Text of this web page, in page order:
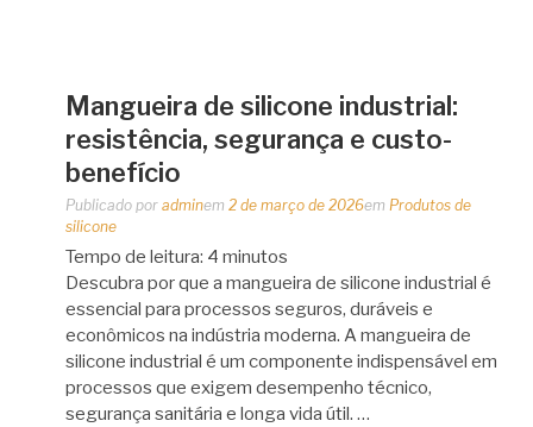
Mangueira de silicone industrial:
resistência, segurança e custo-
benefício
Publicado por adminem 2 de março de 2026em Produtos de
silicone
Tempo de leitura: 4 minutos
Descubra por que a mangueira de silicone industrial é
essencial para processos seguros, duráveis e
econômicos na indústria moderna. A mangueira de
silicone industrial é um componente indispensável em
processos que exigem desempenho técnico,
segurança sanitária e longa vida útil. …